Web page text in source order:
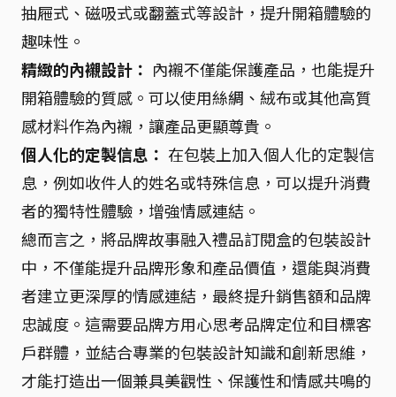
抽屜式、磁吸式或翻蓋式等設計，提升開箱體驗的
趣味性。
精緻的內襯設計： 內襯不僅能保護產品，也能提升
開箱體驗的質感。可以使用絲綢、絨布或其他高質
感材料作為內襯，讓產品更顯尊貴。
個人化的定製信息： 在包裝上加入個人化的定製信
息，例如收件人的姓名或特殊信息，可以提升消費
者的獨特性體驗，增強情感連結。
總而言之，將品牌故事融入禮品訂閱盒的包裝設計
中，不僅能提升品牌形象和產品價值，還能與消費
者建立更深厚的情感連結，最終提升銷售額和品牌
忠誠度。這需要品牌方用心思考品牌定位和目標客
戶群體，並結合專業的包裝設計知識和創新思維，
才能打造出一個兼具美觀性、保護性和情感共鳴的